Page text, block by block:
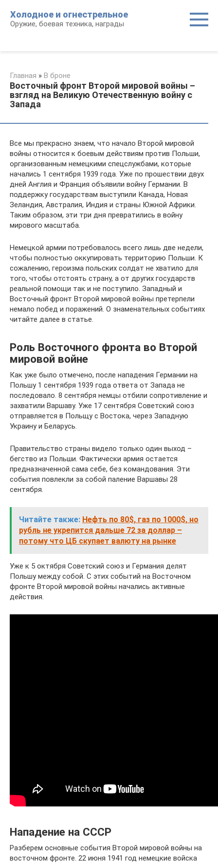
контенту
Холодное и огнестрельное
Оружие, боевая техника, награды
Главная » В броне
Восточный фронт Второй мировой войны –
взгляд на Великую Отечественную войну с
Запада
Все мы прекрасно знаем, что начало Второй мировой
войны относится к боевым действиям против Польши,
организованным немецкими спецслужбами, которые
начались 1 сентября 1939 года. Уже по прошествии двух
дней Англия и Франция объявили войну Германии. В
поддержку государствам выступили Канада, Новая
Зеландия, Австралия, Индия и страны Южной Африки.
Таким образом, эти три дня превратились в войну
мирового масштаба.
Немецкой армии потребовалось всего лишь две недели,
чтобы полностью оккупировать территорию Польши. К
сожалению, героизма польских солдат не хватило для
того, чтобы отстоять страну, а от других государств
реальной помощи так и не поступило. Западный и
Восточный фронт Второй мировой войны претерпели
немало побед и поражений. О знаменательных событиях
читайте далее в статье.
Роль Восточного фронта во Второй
мировой войне
Как уже было отмечено, после нападения Германии на
Польшу 1 сентября 1939 года ответа от Запада не
последовало. 8 сентября немцы отбили сопротивление и
захватили Варшаву. Уже 17 сентября Советский союз
отправляется в Польщу с Востока, через Западную
Украину и Беларусь.
Правительство страны видело только один выход –
бегство из Польши. Фактически армия остается
предназначенной сама себе, без командования. Эти
события повлекли за собой паление Варшавы 28
сентября.
Читайте также: Нефть по 80$, газ по 1000$, но
рубль не укрепится дальше 72 за доллар –
потому что ЦБ скупает валюту на рынке
Уже к 5 октября Советский союз и Германия делят
Польшу между собой. С этих событий на Восточном
фронте Второй мировой войны начались активные
действия.
Нападение на СССР
Разберем основные события Второй мировой войны на
восточном фронте. 22 июня 1941 год немецкие войска